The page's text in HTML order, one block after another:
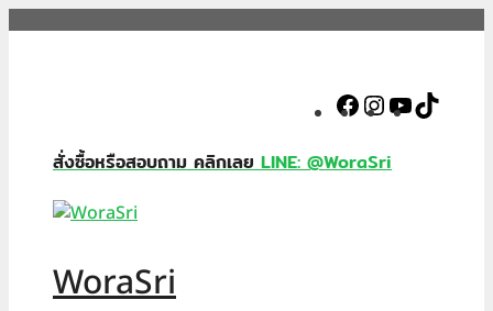
Facebook
Instagram
YouTube
สั่งซื้อหรือสอบถาม คลิกเลยLINE: @WoraSri
WoraSri